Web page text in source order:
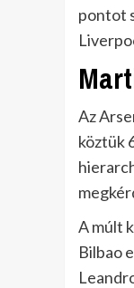
pontot
Az
köztük
A múlt
Bilbao